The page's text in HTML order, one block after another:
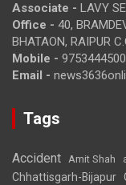
Associate - LAVY
Office - 40,
BHATAON, RAIPUR
Mobile - 9753444500
Email -
Tags
Accident Amit Shah
Chhattisgarh-Bijapur